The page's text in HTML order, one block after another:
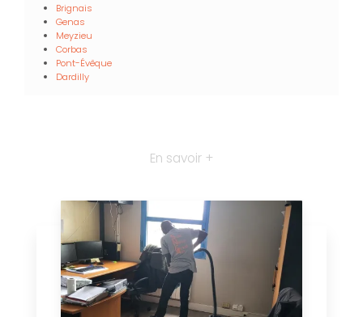
Brignais
Genas
Meyzieu
Corbas
Pont-Évêque
Dardilly
En savoir +